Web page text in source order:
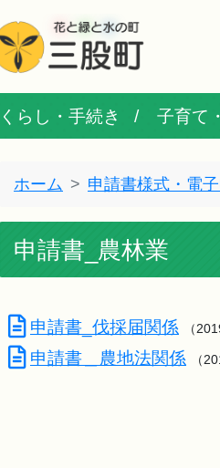
くらし・手続き 子育て
ホーム 申請書様式・電
申請書_農林業
申請書_伐採届関係 （
申請書＿農地法関係 （